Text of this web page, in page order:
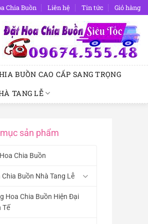
Chia Buồn Liên hệ Tin tức Giỏ hàng
BUỒN CAO CẤP SANG TRỌNG
TANG LỄ
sản phẩm
Chia Buồn
Chia Buồn Nhà Tang Lễ
Hoa Chia Buồn Hiện Đại
Tế